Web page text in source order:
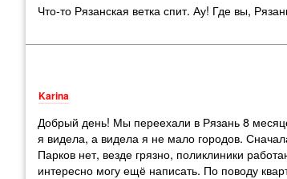
Что-то Рязанская ветка спит. Ау! Где вы,
Karina
Добрый день! Мы переехали в Рязань 8
я видела, а видела я не мало городов.
Парков нет, везде грязно, поликлиники
интересно могу ещё написать. По поводу